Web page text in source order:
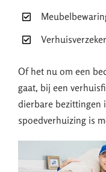
Of het nu om een
gaat, bij een
dierbare bezittingen
spoedverhuizing is